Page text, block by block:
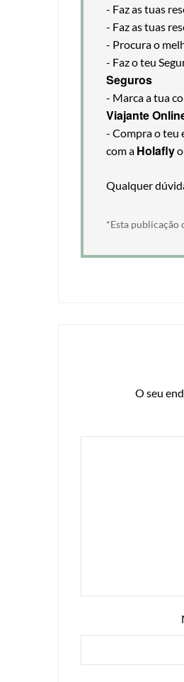
- Faz as tuas
- Faz as tuas
- Procura o
- Faz o teu
Seguros
- Marca a tua
Viajante
- Compra o teu
com a Holafly
Qualquer
*Esta publicação
O seu